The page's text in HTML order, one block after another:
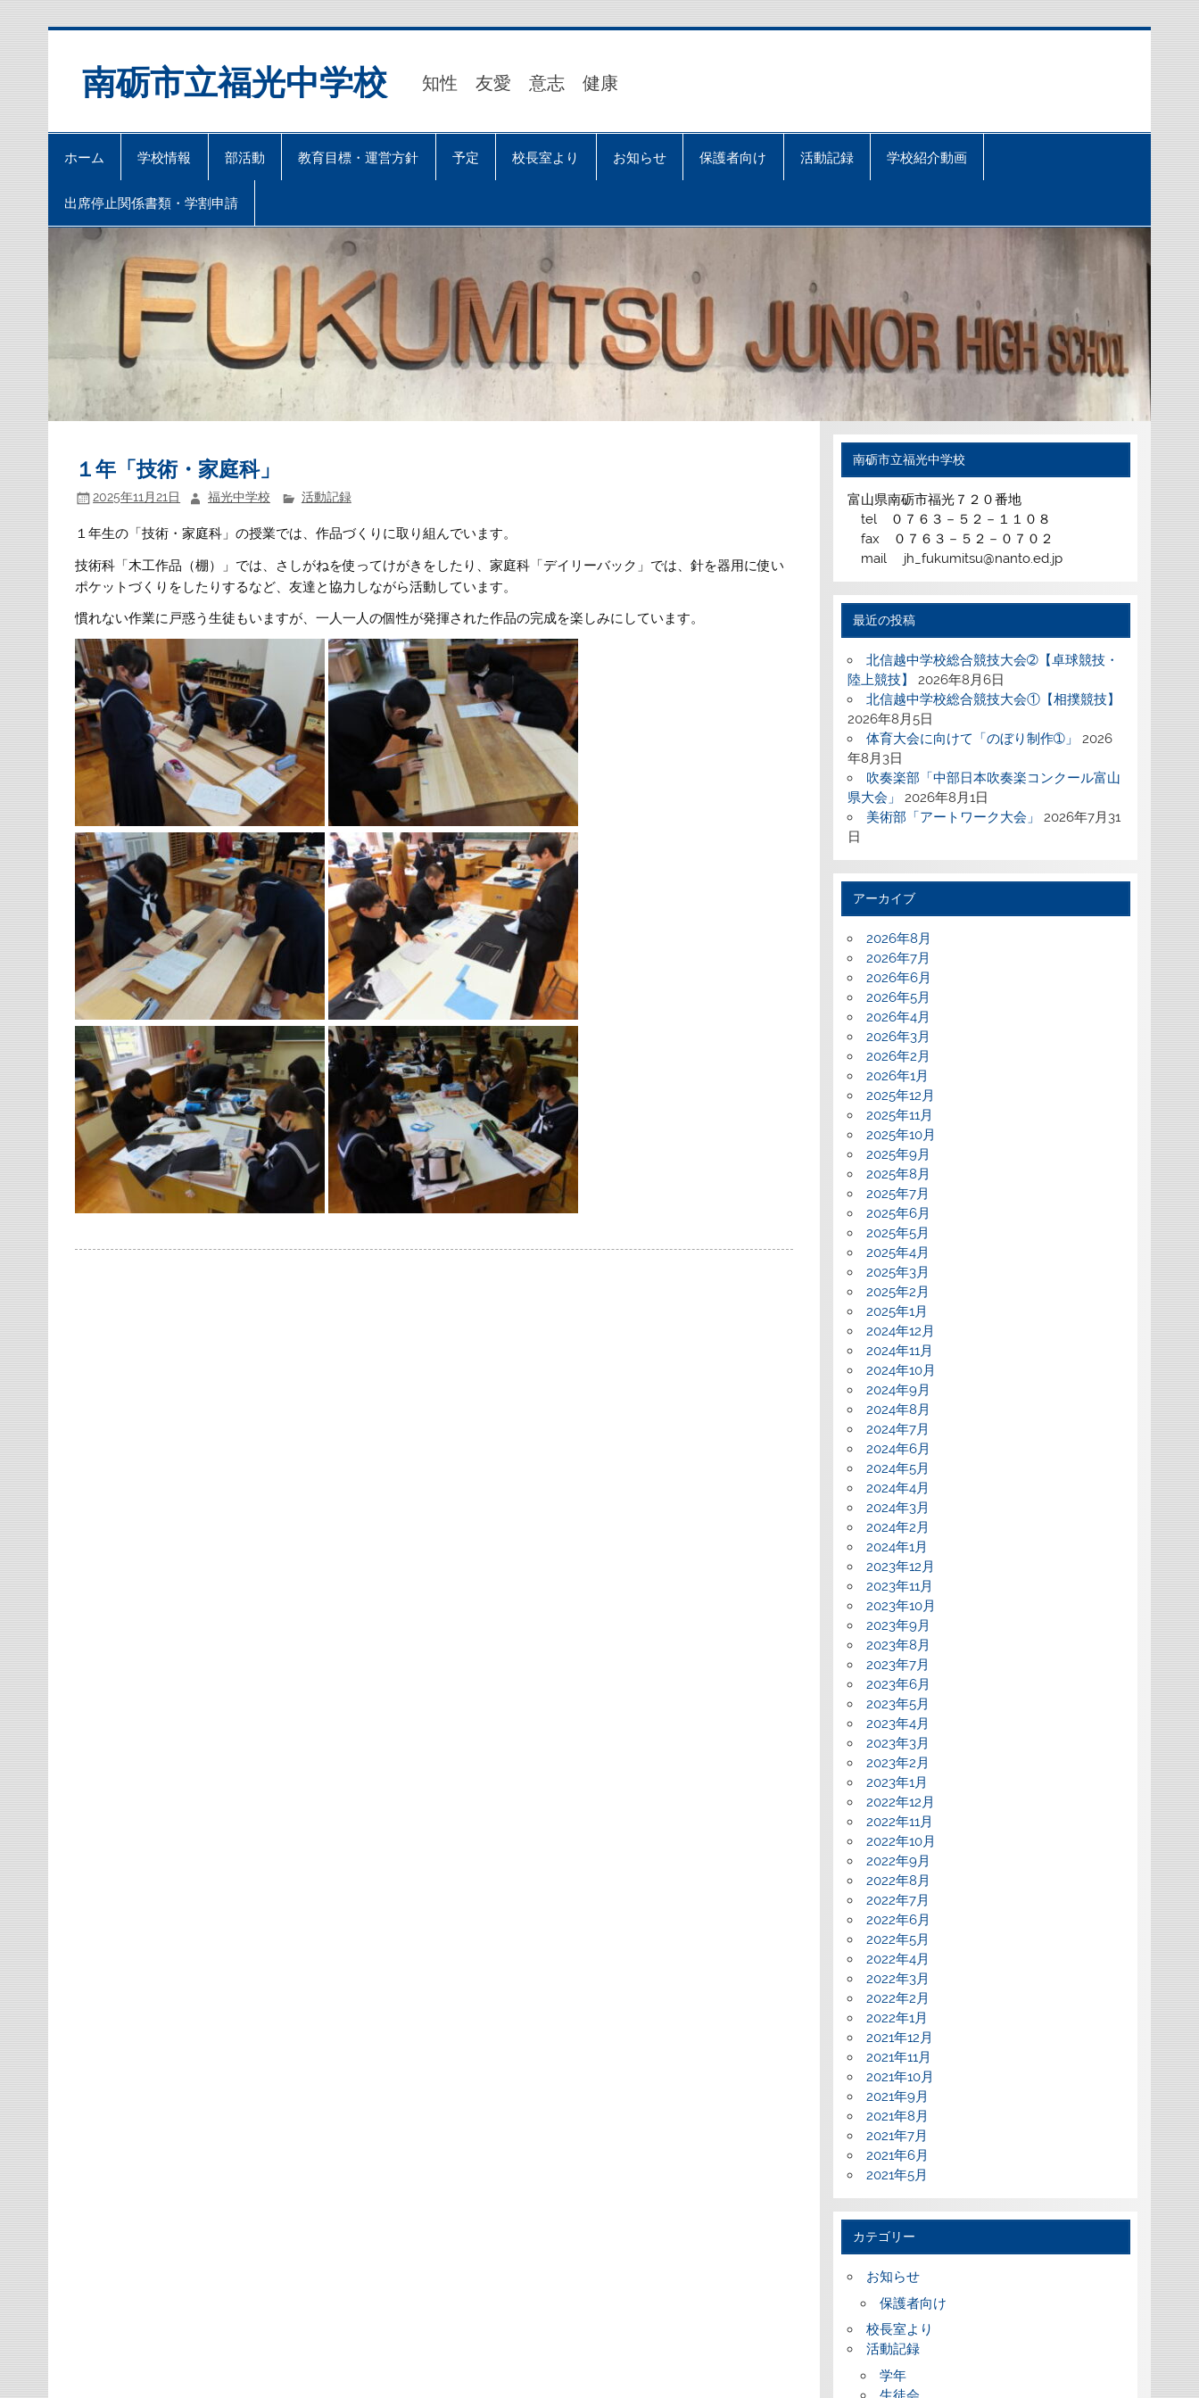
南砺市立福光中学校 知性 友愛 意志 健康
ホーム 学校情報 部活動 教育目標・運営方針 予定 校長室より お知らせ 保護者向け 活動記録 学校紹介動画
出席停止関係書類・学割申請
１年「技術・家庭科」
2025年11月21日 福光中学校 活動記録
１年生の「技術・家庭科」の授業では、作品づくりに取り組んでいます。
技術科「木工作品（棚）」では、さしがねを使ってけがきをしたり、家庭科「デイリーバック」では、針を器用に使い
ポケットづくりをしたりするなど、友達と協力しながら活動しています。
慣れない作業に戸惑う生徒もいますが、一人一人の個性が発揮された作品の完成を楽しみにしています。
南砺市立福光中学校
富山県南砺市福光７２０番地
tel ０７６３－５２－１１０８
fax ０７６３－５２－０７０２
mail jh_fukumitsu@nanto.ed.jp
最近の投稿
北信越中学校総合競技大会➁【卓球競技・
陸上競技】
2026年8月6日
北信越中学校総合競技大会①【相撲競技】
2026年8月5日
体育大会に向けて「のぼり制作➀」
2026
年8月3日
吹奏楽部「中部日本吹奏楽コンクール富山
県大会」
2026年8月1日
美術部「アートワーク大会」
2026年7月31
日
アーカイブ
2026年8月
2026年7月
2026年6月
2026年5月
2026年4月
2026年3月
2026年2月
2026年1月
2025年12月
2025年11月
2025年10月
2025年9月
2025年8月
2025年7月
2025年6月
2025年5月
2025年4月
2025年3月
2025年2月
2025年1月
2024年12月
2024年11月
2024年10月
2024年9月
2024年8月
2024年7月
2024年6月
2024年5月
2024年4月
2024年3月
2024年2月
2024年1月
2023年12月
2023年11月
2023年10月
2023年9月
2023年8月
2023年7月
2023年6月
2023年5月
2023年4月
2023年3月
2023年2月
2023年1月
2022年12月
2022年11月
2022年10月
2022年9月
2022年8月
2022年7月
2022年6月
2022年5月
2022年4月
2022年3月
2022年2月
2022年1月
2021年12月
2021年11月
2021年10月
2021年9月
2021年8月
2021年7月
2021年6月
2021年5月
カテゴリー
お知らせ
保護者向け
校長室より
活動記録
学年